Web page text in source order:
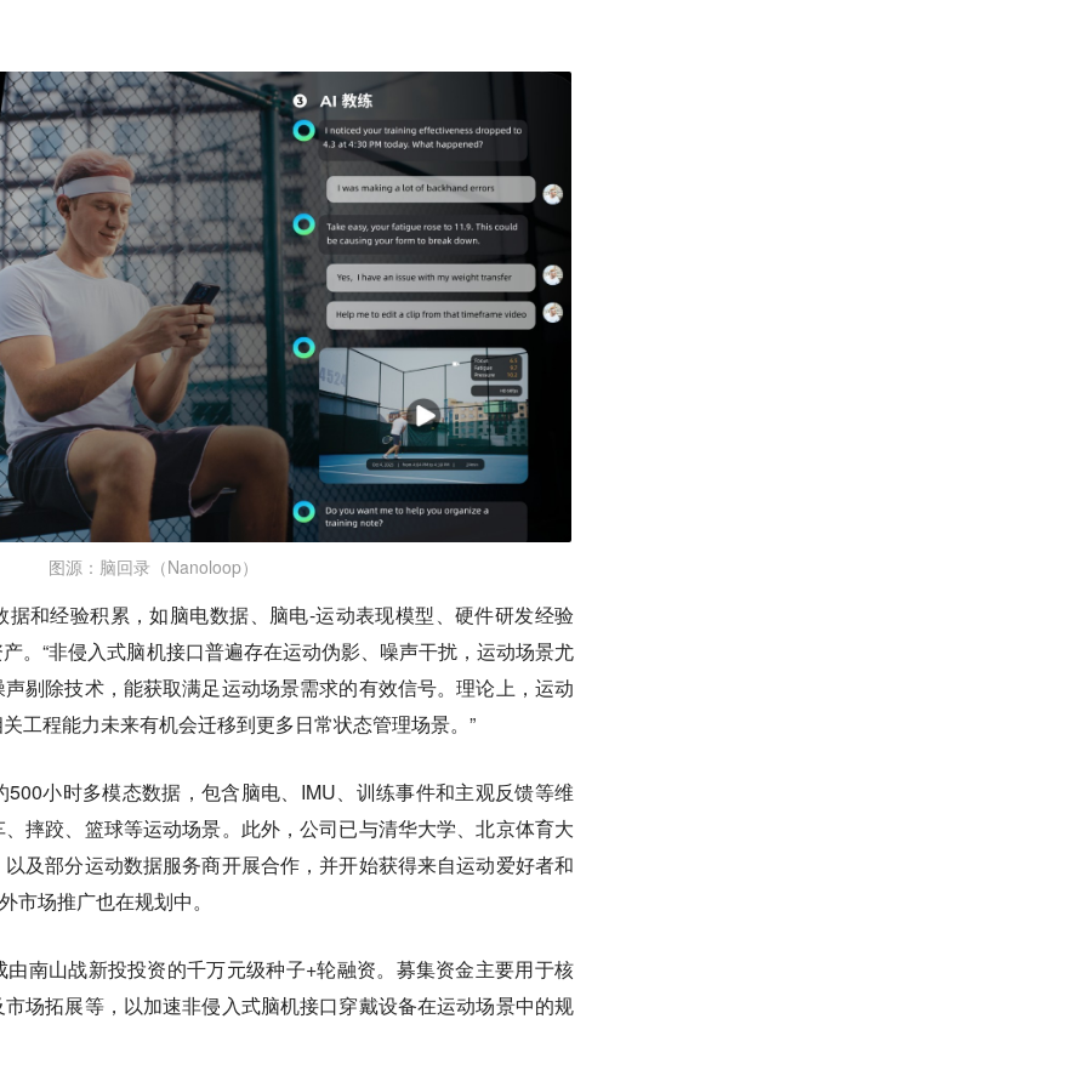
图源：脑回录（Nanoloop）
和经验积累，如脑电数据、脑电-运动表现模型、硬件研发经验
。“非侵入式脑机接口普遍存在运动伪影、噪声干扰，运动场景尤
剔除技术，能获取满足运动场景需求的有效信号。理论上，运动
工程能力未来有机会迁移到更多日常状态管理场景。”
小时多模态数据，包含脑电、IMU、训练事件和主观反馈等维
摔跤、篮球等运动场景。此外，公司已与清华大学、北京体育大
及部分运动数据服务商开展合作，并开始获得来自运动爱好者和
市场推广也在规划中。
南山战新投投资的千万元级种子+轮融资。募集资金主要用于核
场拓展等，以加速非侵入式脑机接口穿戴设备在运动场景中的规